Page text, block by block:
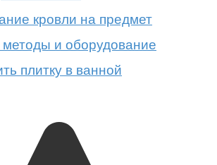
кровли на предмет
методы и оборудование
плитку в ванной